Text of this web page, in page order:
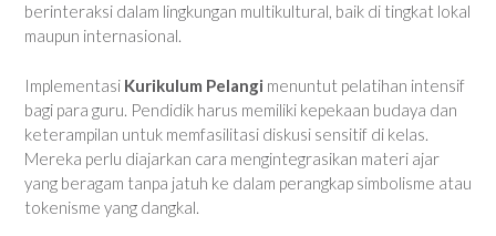
berinteraksi dalam lingkungan multikultural, baik di tingkat lokal
maupun internasional.
Implementasi Kurikulum Pelangi menuntut pelatihan intensif
bagi para guru. Pendidik harus memiliki kepekaan budaya dan
keterampilan untuk memfasilitasi diskusi sensitif di kelas.
Mereka perlu diajarkan cara mengintegrasikan materi ajar
yang beragam tanpa jatuh ke dalam perangkap simbolisme atau
tokenisme yang dangkal.